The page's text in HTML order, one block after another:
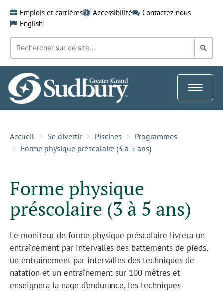
content
Emplois et carrières Accessibilité
Contactez-nous
English
Recherche
mot-
clé:
dans
Toggle
Accueil Se divertir Piscines
Programmes
Forme physique préscolaire (3 à 5 ans)
Forme physique
préscolaire (3 à 5 ans)
Le moniteur de forme physique préscolaire livrera un
entraînement par intervalles des battements de pieds,
un entraînement par intervalles des techniques de
natation et un entraînement sur 100 mètres et
enseignera la nage d’endurance, les techniques